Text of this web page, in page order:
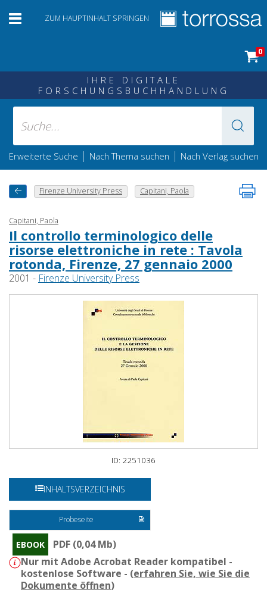
ZUM HAUPTINHALT SPRINGEN
0
IHRE DIGITALE
FORSCHUNGSBUCHHANDLUNG
Erweiterte Suche | Nach Thema suchen | Nach Verlag suchen
Firenze University Press Capitani, Paola
Capitani, Paola
Il controllo terminologico delle
risorse elettroniche in rete : Tavola
rotonda, Firenze, 27 gennaio 2000
2001 - Firenze University Press
ID: 2251036
INHALTSVERZEICHNIS
Probeseite
EBOOK
PDF (0,04 Mb)
Nur mit Adobe Acrobat Reader kompatibel -
kostenlose Software - (erfahren Sie, wie Sie die
Dokumente öffnen)